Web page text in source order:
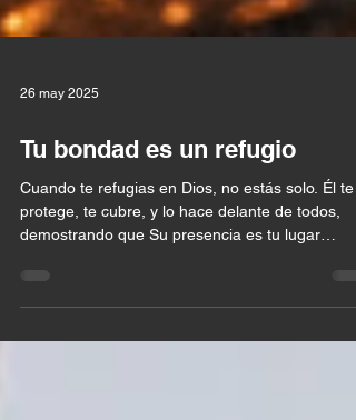
26 may 2025
Tu bondad es un refugio
Cuando te refugias en Dios, no estás solo. Él te
demostrando que Su presencia es tu lugar
seguro.